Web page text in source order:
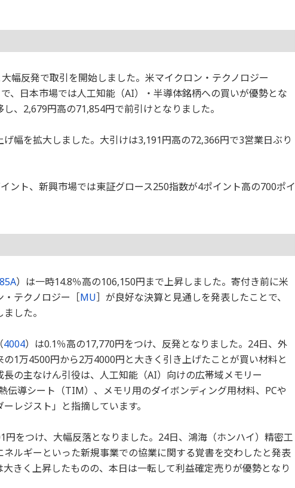
幅反発で取引を開始しました。米マイクロン・テクノロジー
、日本市場では人工知能（AI）・半導体銘柄への買いが優勢とな
、2,679円高の71,854円で前引けとなりました。
幅を拡大しました。大引けは3,191円高の72,366円で3営業日ぶり
ント、新興市場では東証グロース250指数が4ポイント高の700ポイ
）は一時14.8％高の106,150円まで上昇しました。寄付き前に米
テクノロジー［MU］が良好な決算と見通しを発表したことで、
した。
4004）は0.1％高の17,770円をつけ、反発となりました。24日、外
1万4500円から2万4000円と大きく引き上げたことが買い材料と
の主なけん引役は、人工知能（AI）向けの広帯域メモリー
伝導シート（TIM）、メモリ用のダイボンディング用材料、PCや
レジスト」と指摘しています。
円をつけ、大幅反落となりました。24日、鴻海（ホンハイ）精密工
ルギーといった新規事業での協業に関する覚書を交わしたと発表
きく上昇したものの、本日は一転して利益確定売りが優勢となり